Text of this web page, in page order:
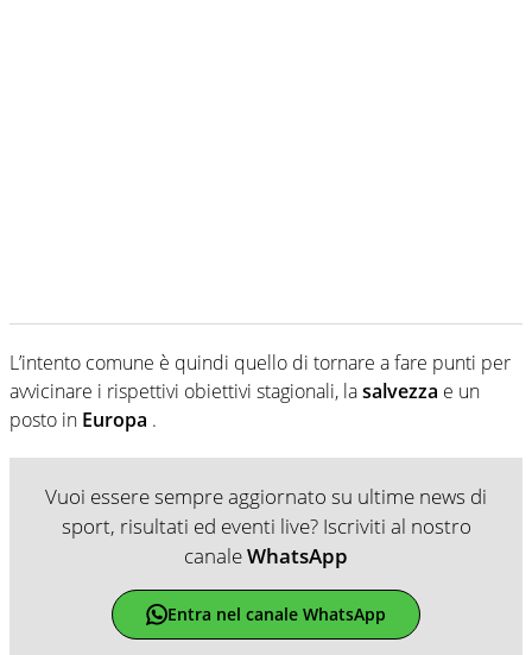
L’intento comune è quindi quello di tornare a fare punti per
avvicinare i rispettivi obiettivi stagionali, lasalvezza e un
posto in Europa .
Vuoi essere sempre aggiornato su ultime news di
sport, risultati ed eventi live? Iscriviti al nostro
canaleWhatsApp
Entra nel canale WhatsApp